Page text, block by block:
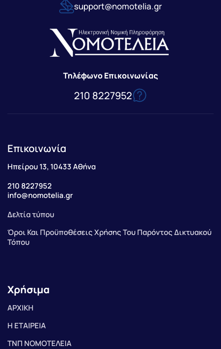
support@nomotelia.gr
Τηλέφωνο Επικοινωνίας
210 8227952
Επικοινωνία
Ηπείρου 13, 10433 Αθήνα
210 8227952
info@nomotelia.gr
Δελτία τύπου
Όροι Και Προϋποθέσεις Χρήσης Του Παρόντος Δικτυακού
Τόπου
Χρήσιμα
ΑΡΧΙΚΗ
Η ΕΤΑΙΡΕΙΑ
ΤΝΠ ΝΟΜΟΤΕΛΕΙΑ